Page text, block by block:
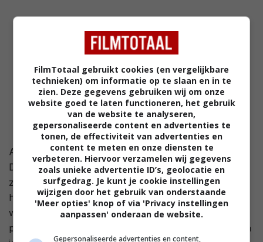
Als het gezicht van zijn eigen hitserie 'Man Vs.' wordt
Doug Woods dikwijls gedwongen vijf dagen voor
zichzelf te zorgen in verafgelegen gebieden zonder
hulp, eten of water. Hij heeft enkel camera's bij zich
waarmee hij zijn ervaringen vastlegt. Doug is een
professionele overlever die weet welke paddenstoelen
FilmTotaal gebruikt cookies (en vergelijkbare
technieken) om informatie op te slaan en in te
zien. Deze gegevens gebruiken wij om onze
website goed te laten functioneren, het gebruik
van de website te analyseren,
gepersonaliseerde content en advertenties te
tonen, de effectiviteit van advertenties en
content te meten en onze diensten te
verbeteren. Hiervoor verzamelen wij gegevens
zoals unieke advertentie ID’s, geolocatie en
surfgedrag. Je kunt je cookie instellingen
wijzigen door het gebruik van onderstaande
'Meer opties' knop of via 'Privacy instellingen
aanpassen' onderaan de website.
Gepersonaliseerde advertenties en content,